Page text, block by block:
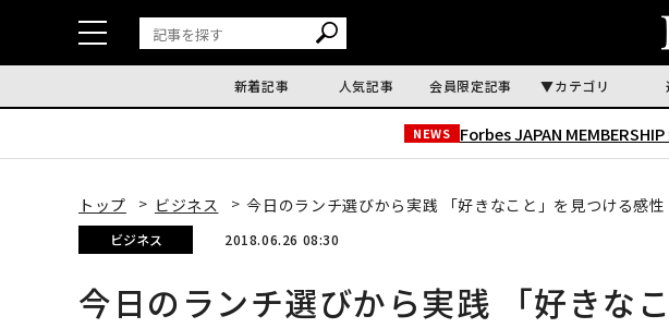
新着記事 人気記事 会員限定記事 カテゴリ
NEWS Forbes JAPAN MEMBERSHIP
トップ ビジネス 今日のランチ選びから実践 「好きなこと」を見つける感
ビジネス 2018.06.26 08:30
今日のランチ選びから実践 「好きな